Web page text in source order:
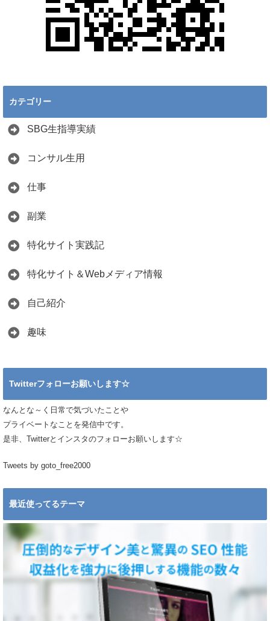
カテゴリー
SBG生指導実績
コンサル生用
仕事
副業
特化サイト実践記
特化サイト＆Webメディア情報
自己紹介
趣味
Twitterフォローお願いします☆
なんとな～く日常で気づいたことや
プライベートなことを発信中です。
是非、Twitterとインスタのフォローお願いします☆
Tweets by goto_free2000
最近使ってるテーマ